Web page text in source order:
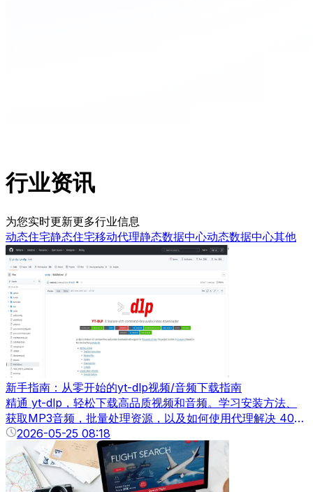
行业资讯
为您实时更新更多行业信息
动态住宅静态住宅移动代理静态数据中心动态数据中心其他
新手指南：从零开始的yt-dlp视频/音频下载指南
精通 yt-dlp，轻松下载高品质视频和音频。学习安装方法、
获取MP3音频，批量处理资源，以及如何使用代理解决 403
错误。
2026-05-25 08:18